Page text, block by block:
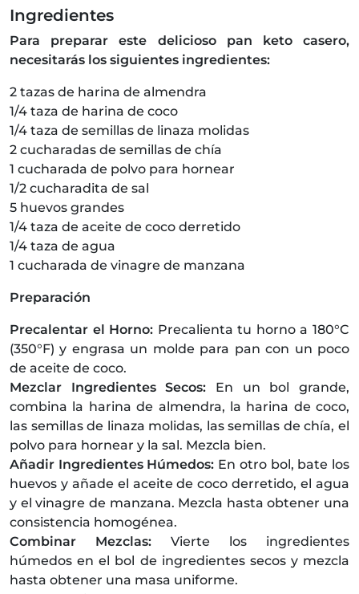
Ingredientes
Para preparar este delicioso pan keto casero,
necesitarás los siguientes ingredientes:
2 tazas de harina de almendra
1/4 taza de harina de coco
1/4 taza de semillas de linaza molidas
2 cucharadas de semillas de chía
1 cucharada de polvo para hornear
1/2 cucharadita de sal
5 huevos grandes
1/4 taza de aceite de coco derretido
1/4 taza de agua
1 cucharada de vinagre de manzana
Preparación
Precalentar el Horno: Precalienta tu horno a 180°C
(350°F) y engrasa un molde para pan con un poco
de aceite de coco.
Mezclar Ingredientes Secos: En un bol grande,
combina la harina de almendra, la harina de coco,
las semillas de linaza molidas, las semillas de chía, el
polvo para hornear y la sal. Mezcla bien.
Añadir Ingredientes Húmedos: En otro bol, bate los
huevos y añade el aceite de coco derretido, el agua
y el vinagre de manzana. Mezcla hasta obtener una
consistencia homogénea.
Combinar Mezclas: Vierte los ingredientes
húmedos en el bol de ingredientes secos y mezcla
hasta obtener una masa uniforme.